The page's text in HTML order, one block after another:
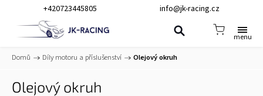
+420723445805 info@jk-racing.cz
Domů / Díly motoru a příslušenství / Olejový okruh
Olejový okruh